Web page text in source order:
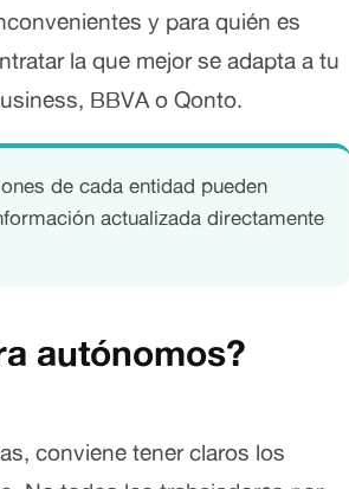
y para quién es
la que mejor se adapta a tu
BBVA o Qonto.
de cada entidad pueden
actualizada directamente
autónomos?
conviene tener claros los